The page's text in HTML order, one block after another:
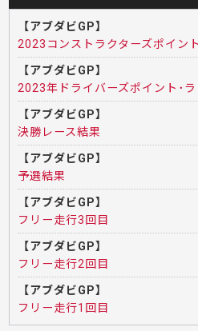
【アブダビGP】
2023コンストラクターズポイン
【アブダビGP】
2023年ドライバーズポイント･
【アブダビGP】
決勝レース結果
【アブダビGP】
予選結果
【アブダビGP】
フリー走行3回目
【アブダビGP】
フリー走行2回目
【アブダビGP】
フリー走行1回目